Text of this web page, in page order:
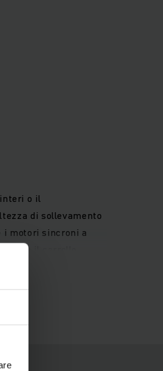
o il
di sollevamento
i motori sincroni a
e il carrello
di smorzamento
ottimale e la
comando regolabile